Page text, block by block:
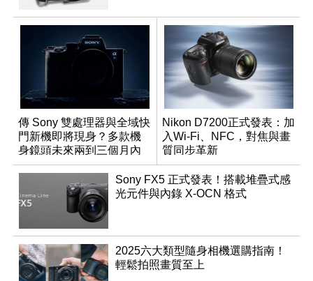
傳 Sony 雙處理器與全域快
門新機即將現身？多款機
身鏡頭未來兩到三個月內
有望登場
Nikon D7200正式發表：加
入Wi-Fi、NFC，對焦與畫
質同步革新
Sony FX5 正式發表！搭載堆疊式感
光元件與內錄 X-OCN 格式
2025六大類型隨身相機選購指南！
輕鬆拍照畫質至上